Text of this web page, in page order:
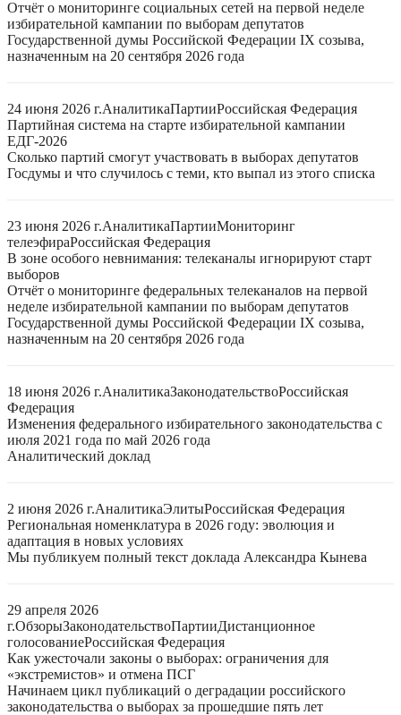
Отчёт о мониторинге социальных сетей на первой неделе
избирательной кампании по выборам депутатов
Государственной думы Российской Федерации IX созыва,
назначенным на 20 сентября 2026 года
24 июня 2026 г.АналитикаПартииРоссийская Федерация
Партийная система на старте избирательной кампании
ЕДГ-2026
Сколько партий смогут участвовать в выборах депутатов
Госдумы и что случилось с теми, кто выпал из этого списка
23 июня 2026 г.АналитикаПартииМониторинг
телеэфираРоссийская Федерация
В зоне особого невнимания: телеканалы игнорируют старт
выборов
Отчёт о мониторинге федеральных телеканалов на первой
неделе избирательной кампании по выборам депутатов
Государственной думы Российской Федерации IX созыва,
назначенным на 20 сентября 2026 года
18 июня 2026 г.АналитикаЗаконодательствоРоссийская
Федерация
Изменения федерального избирательного законодательства с
июля 2021 года по май 2026 года
Аналитический доклад
2 июня 2026 г.АналитикаЭлитыРоссийская Федерация
Региональная номенклатура в 2026 году: эволюция и
адаптация в новых условиях
Мы публикуем полный текст доклада Александра Кынева
29 апреля 2026
г.ОбзорыЗаконодательствоПартииДистанционное
голосованиеРоссийская Федерация
Как ужесточали законы о выборах: ограничения для
«экстремистов» и отмена ПСГ
Начинаем цикл публикаций о деградации российского
законодательства о выборах за прошедшие пять лет